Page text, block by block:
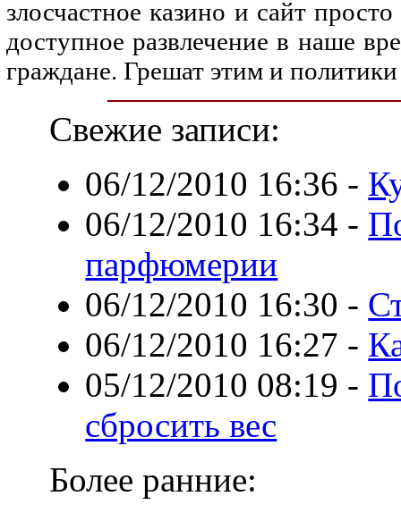
злосчастное казино и сайт
доступное развлечение в наше
граждане. Грешат этим и
Свежие записи:
06/12/2010 16:36 -
06/12/2010 16:34 -
парфюмерии
06/12/2010 16:30 -
06/12/2010 16:27 -
05/12/2010 08:19 -
сбросить вес
Более ранние: